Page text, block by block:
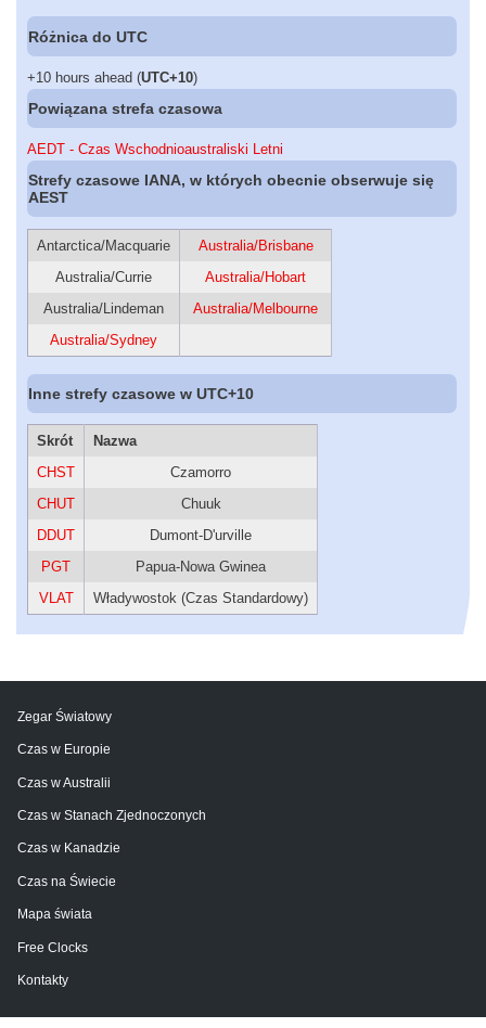
Różnica do UTC
+10 hours ahead (UTC+10)
Powiązana strefa czasowa
AEDT - Czas Wschodnioaustraliski Letni
Strefy czasowe IANA, w których obecnie obserwuje się
AEST
Antarctica/Macquarie
Australia/Brisbane
Australia/Currie
Australia/Hobart
Australia/Lindeman
Australia/Melbourne
Australia/Sydney
Inne strefy czasowe w UTC+10
Skrót
Nazwa
CHST
Czamorro
CHUT
Chuuk
DDUT
Dumont-D'urville
PGT
Papua-Nowa Gwinea
VLAT
Władywostok (Czas Standardowy)
Zegar Światowy
Czas w Europie
Czas w Australii
Czas w Stanach Zjednoczonych
Czas w Kanadzie
Czas na Świecie
Mapa świata
Free Clocks
Kontakty